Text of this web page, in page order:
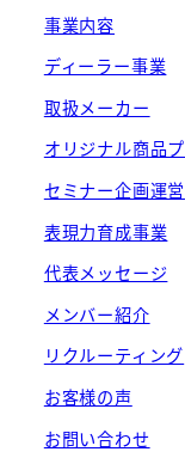
事業内容
ディーラー事業
取扱メーカー
オリジナル商品
セミナー企画運営
表現力育成事業
代表メッセージ
メンバー紹介
リクルーティング
お客様の声
お問い合わせ